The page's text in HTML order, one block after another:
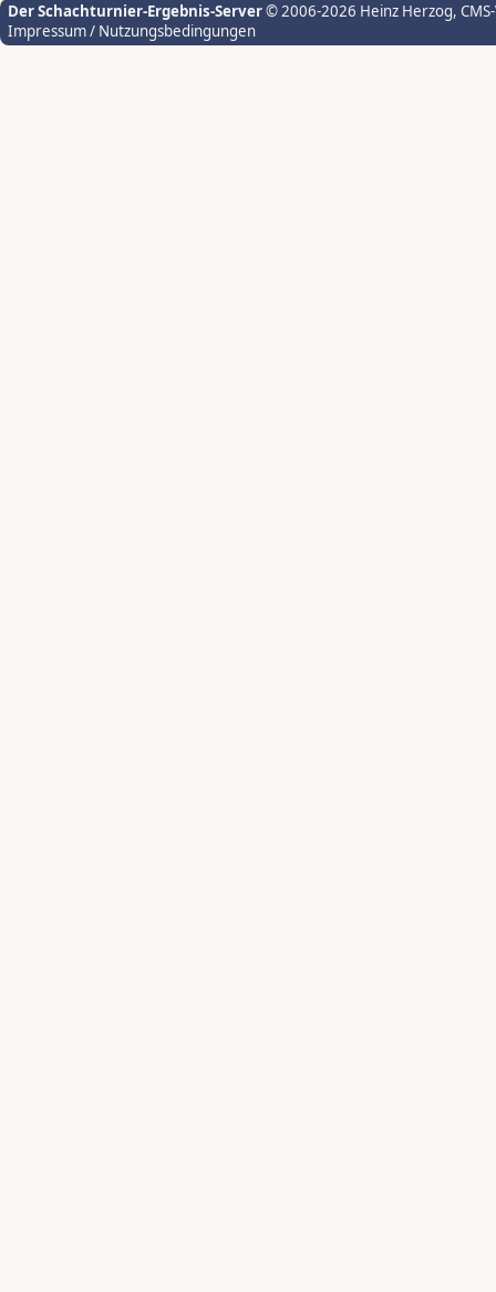
Der Schachturnier-Ergebnis-Server© 2006-2026 Heinz Herzog,
Impressum / Nutzungsbedingungen